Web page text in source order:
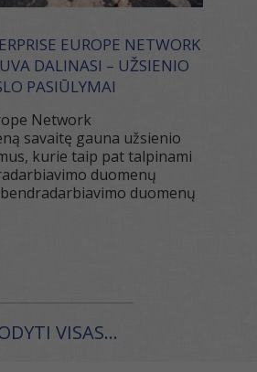
EUROPE NETWORK
DALINASI – UŽSIENIO
PASIŪLYMAI
Network
savaitę gauna užsienio
kurie taip pat talpinami
duomenų
duomenų
VISAS...